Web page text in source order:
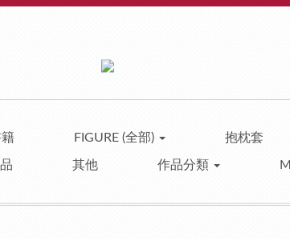
FIGURE (全部) 抱枕套
其他 作品分類